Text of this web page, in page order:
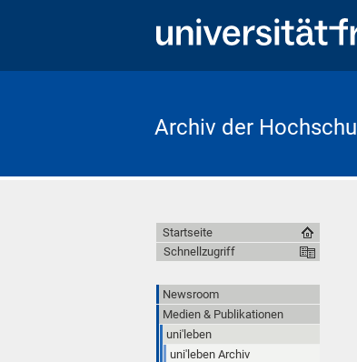
Archiv der
Startseite
Schnellzugriff
Newsroom
Medien & Publikationen
uni'leben
uni'leben Archiv